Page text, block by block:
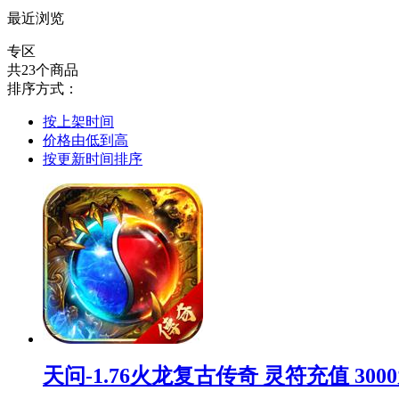
最近浏览
专区
共23个商品
排序方式：
按上架时间
价格由低到高
按更新时间排序
天问-1.76火龙复古传奇 灵符充值